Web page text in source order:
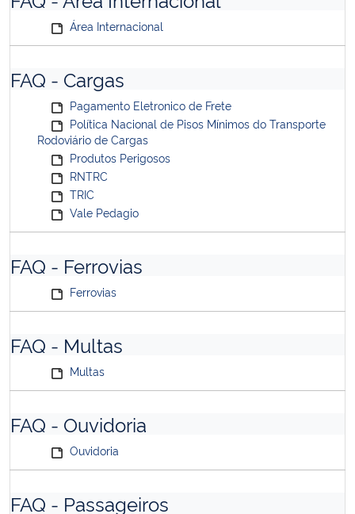
Área Internacional
FAQ - Cargas
Pagamento Eletronico de Frete
Política Nacional de Pisos Mínimos do Transporte
Rodoviário de Cargas
Produtos Perigosos
RNTRC
TRIC
Vale Pedagio
FAQ - Ferrovias
Ferrovias
FAQ - Multas
Multas
FAQ - Ouvidoria
Ouvidoria
FAQ - Passageiros